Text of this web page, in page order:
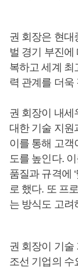
권 회장은 현대
벌 경기 부진에
복하고 세계 최
력 관계를 더욱
권 회장이 내세
대한 기술 지원
이를 통해 고객
도를 높인다.
품질과 규격에
로 했다. 또 프
는 방식도 고려
권 회장이 기술
조선 기업의 수